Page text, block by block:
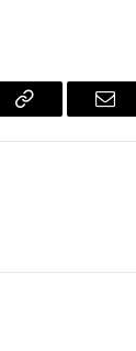
Copiar
E-